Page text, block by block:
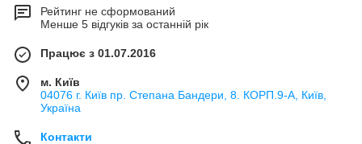
Рейтинг не сформований
Менше 5 відгуків за останній рік
Працює з 01.07.2016
м. Київ
04076 г. Київ пр. Степана Бандери, 8. КОРП.9-А, Київ,
Україна
Контакти